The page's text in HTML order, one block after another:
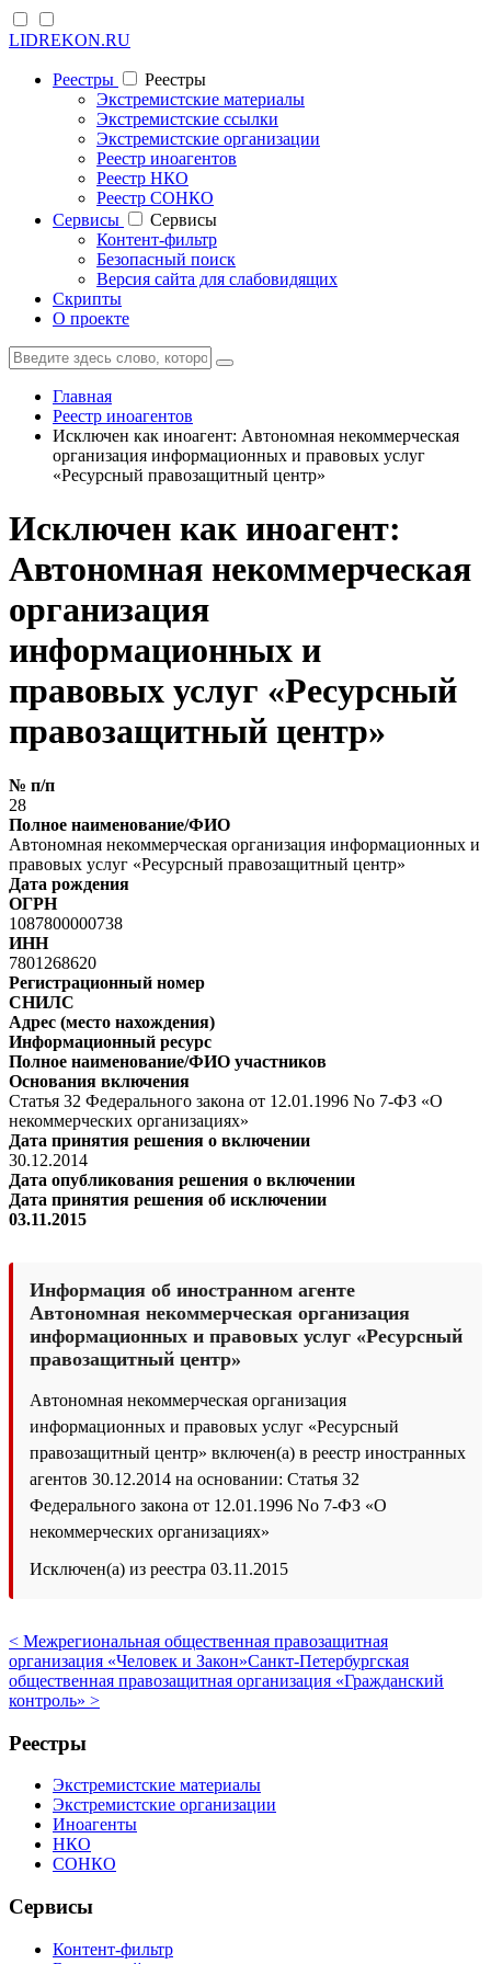
LIDREKON.RU
Реестры
Реестры
Экстремистские материалы
Экстремистские ссылки
Экстремистские организации
Реестр иноагентов
Реестр НКО
Реестр СОНКО
Cервисы
Cервисы
Контент-фильтр
Безопасный поиск
Версия сайта для слабовидящих
Скрипты
О проекте
Главная
Реестр иноагентов
Исключен как иноагент: Автономная некоммерческая
организация информационных и правовых услуг
«Ресурсный правозащитный центр»
Исключен как иноагент:
Автономная некоммерческая
организация
информационных и
правовых услуг «Ресурсный
правозащитный центр»
№ п/п
28
Полное наименование/ФИО
Автономная некоммерческая организация информационных и
правовых услуг «Ресурсный правозащитный центр»
Дата рождения
ОГРН
1087800000738
ИНН
7801268620
Регистрационный номер
СНИЛС
Адрес (место нахождения)
Информационный ресурс
Полное наименование/ФИО участников
Основания включения
Статья 32 Федерального закона от 12.01.1996 No 7-ФЗ «О
некоммерческих организациях»
Дата принятия решения о включении
30.12.2014
Дата опубликования решения о включении
Дата принятия решения об исключении
03.11.2015
Информация об иностранном агенте
Автономная некоммерческая организация
информационных и правовых услуг «Ресурсный
правозащитный центр»
Автономная некоммерческая организация
информационных и правовых услуг «Ресурсный
правозащитный центр» включен(а) в реестр иностранных
агентов 30.12.2014 на основании: Статья 32
Федерального закона от 12.01.1996 No 7-ФЗ «О
некоммерческих организациях»
Исключен(а) из реестра 03.11.2015
< Межрегиональная общественная правозащитная
организация «Человек и Закон»Санкт-Петербургская
общественная правозащитная организация «Гражданский
контроль» >
Реестры
Экстремистские материалы
Экстремистские организации
Иноагенты
НКО
СОНКО
Сервисы
Контент-фильтр